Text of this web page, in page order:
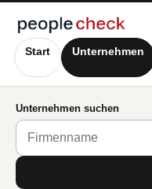
Start Unternehmen
Unternehmen suchen